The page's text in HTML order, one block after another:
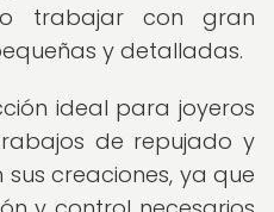
trabajar con gran
y detalladas.
ideal para joyeros
de repujado y
creaciones, ya que